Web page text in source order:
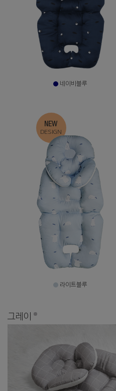
네이비블루
NEW
DESIGN
라이트블루
그레이